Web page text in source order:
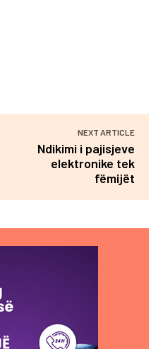
NEXT ARTICLE
Ndikimi i pajisjeve
elektronike tek
fëmijët